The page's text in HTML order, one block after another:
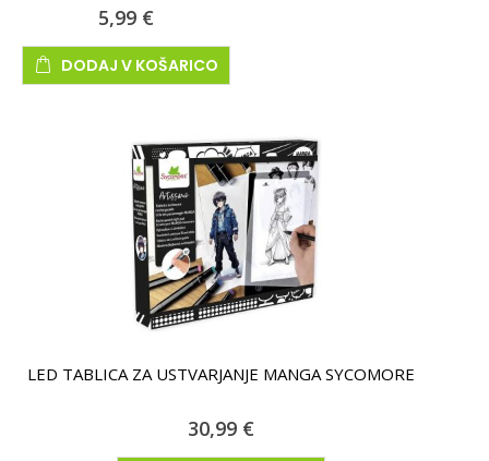
5,99 €
DODAJ V KOŠARICO
LED TABLICA ZA USTVARJANJE MANGA SYCOMORE
30,99 €